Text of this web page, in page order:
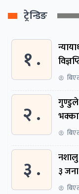
ट्रेन्डिङ
१ .
२ .
गुण्डुले
३ .
नशालु
३